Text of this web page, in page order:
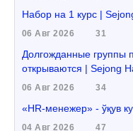
Набор на 1 курс |
06 Авг 2026 31
Долгожданные группы
открываются | Sejong
06 Авг 2026 34
«HR-менежер» - ўқув
04 Авг 2026 47